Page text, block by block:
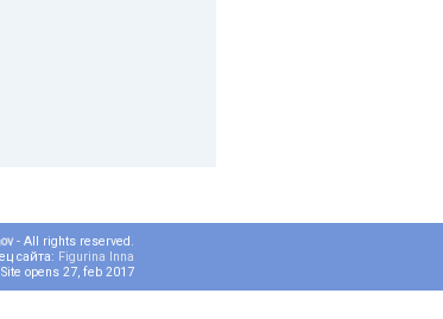
- All rights reserved.
сайта: Figurina Inna
Site opens 27, feb 2017